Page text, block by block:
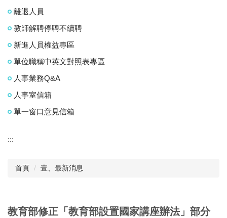
離退人員
教師解聘停聘不續聘
新進人員權益專區
單位職稱中英文對照表專區
人事業務Q&A
人事室信箱
單一窗口意見信箱
:::
首頁 壹、最新消息
教育部修正「教育部設置國家講座辦法」部分